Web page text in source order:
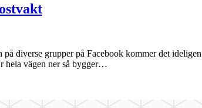
på diverse grupper på Facebook kommer det
hela vägen ner så bygger…